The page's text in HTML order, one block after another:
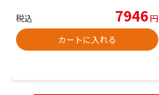
税込 7946円
カートに入れる